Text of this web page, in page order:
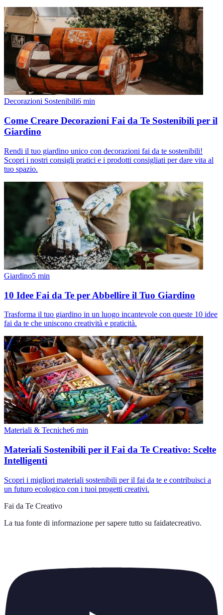
Decorazioni Sostenibili6 min
Come Creare Decorazioni Fai da Te Sostenibili per il
Giardino
Rendi il tuo giardino unico con decorazioni fai da te sostenibili!
Scopri i nostri consigli pratici e i prodotti consigliati per dare vita al
tuo spazio.
Giardino5 min
10 Idee Fai da Te per Abbellire il Tuo Giardino
Trasforma il tuo giardino in un luogo incantevole con queste 10 idee
fai da te che uniscono creatività e praticità.
Materiali & Tecniche6 min
Materiali Sostenibili per il Fai da Te Creativo: Scelte
Intelligenti
Scopri i migliori materiali sostenibili per il fai da te e contribuisci a
un futuro ecologico con i tuoi progetti creativi.
Fai da Te Creativo
La tua fonte di informazione per sapere tutto su faidatecreativo.